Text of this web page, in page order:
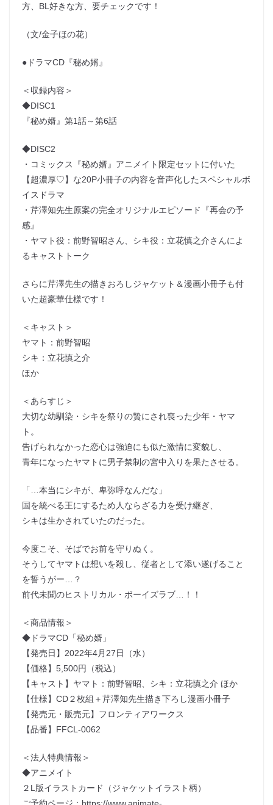
方、BL好きな方、要チェックです！
（文/金子ほの花）
●ドラマCD『秘め婿』
＜収録内容＞
◆DISC1
『秘め婿』第1話～第6話
◆DISC2
・コミックス『秘め婿』アニメイト限定セットに付いた
【超濃厚♡】な20P小冊子の内容を音声化したスペシャルボ
イスドラマ
・芹澤知先生原案の完全オリジナルエピソード『再会の予
感』
・ヤマト役：前野智昭さん、シキ役：立花慎之介さんによ
るキャストトーク
さらに芹澤先生の描きおろしジャケット＆漫画小冊子も付
いた超豪華仕様です！
＜キャスト＞
ヤマト：前野智昭
シキ：立花慎之介
ほか
＜あらすじ＞
大切な幼馴染・シキを祭りの贄にされ喪った少年・ヤマ
ト。
告げられなかった恋心は強迫にも似た激情に変貌し、
青年になったヤマトに男子禁制の宮中入りを果たさせる。
「…本当にシキが、卑弥呼なんだな」
国を統べる王にするため人ならざる力を受け継ぎ、
シキは生かされていたのだった。
今度こそ、そばでお前を守りぬく。
そうしてヤマトは想いを殺し、従者として添い遂げること
を誓うがー…？
前代未聞のヒストリカル・ボーイズラブ…！！
＜商品情報＞
◆ドラマCD「秘め婿」
【発売日】2022年4月27日（水）
【価格】5,500円（税込）
【キャスト】ヤマト：前野智昭、シキ：立花慎之介 ほか
【仕様】CD２枚組＋芹澤知先生描き下ろし漫画小冊子
【発売元・販売元】フロンティアワークス
【品番】FFCL-0062
＜法人特典情報＞
◆アニメイト
２L版イラストカード（ジャケットイラスト柄）
ご予約ページ：https://www.animate-